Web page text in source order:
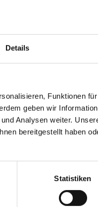
Details
Funktionen
geben wir
Analysen weiter.
bereitgestellt haben
Statistiken
...mehr
13,90 €
sind circa-Angaben und können
ca. 30 Minuten.
produktinformationen